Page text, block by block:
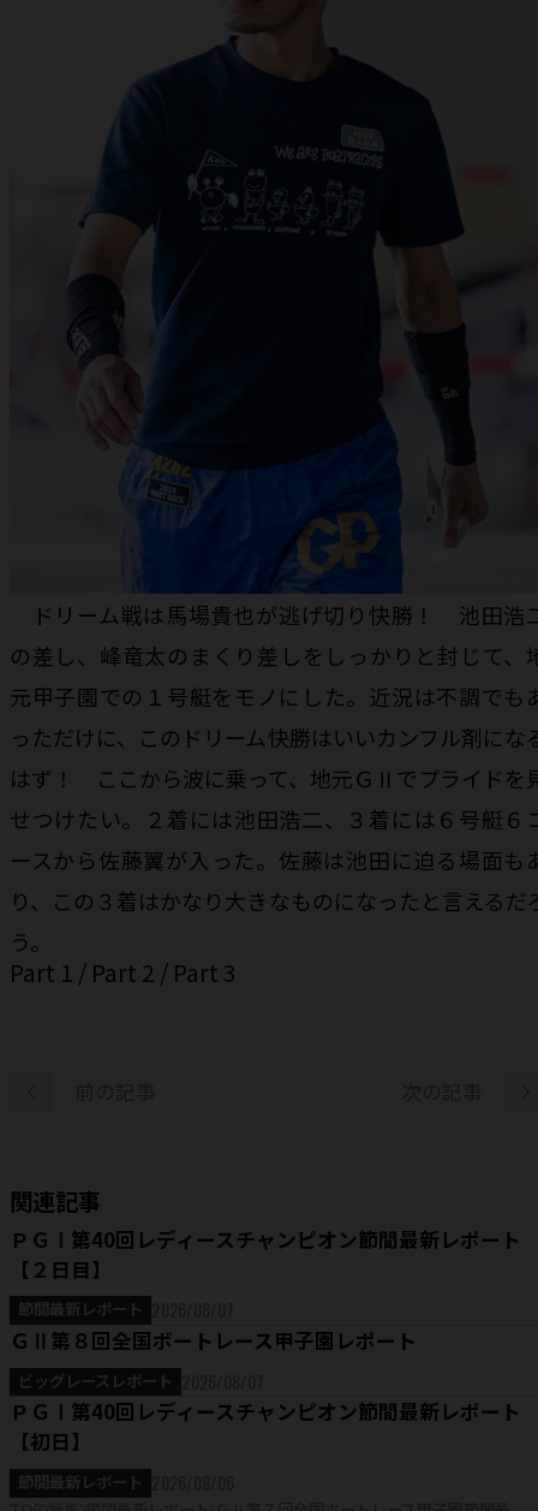
ドリーム戦は馬場貴也が逃げ切り快勝！ 池田浩
の差し、峰竜太のまくり差しをしっかりと封じて、
元甲子園での１号艇をモノにした。近況は不調でも
っただけに、このドリーム快勝はいいカンフル剤にな
はず！ ここから波に乗って、地元ＧⅡでプライドを
せつけたい。２着には池田浩二、３着には６号艇６
ースから佐藤翼が入った。佐藤は池田に迫る場面も
り、この３着はかなり大きなものになったと言えるだ
う。
Part 1 / Part 2 / Part 3
前の記事 次の記事
関連記事
ＰＧⅠ第40回レディースチャンピオン節間最新レポート
【２日目】
節間最新レポート
ＧⅡ第８回全国ボートレース甲子園レポート
ビッグレースレポート
ＰＧⅠ第40回レディースチャンピオン節間最新レポート
【初日】
節間最新レポート